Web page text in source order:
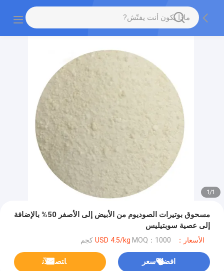
1
/
1
مسحوق بوتيرات الصوديوم من الأبيض إلى الأصفر 50% بالإضافة
إلى عصية سوبتيليس
الأسعار：USD 4.5/kg MOQ：1000 كجم
افضل سعر ﺎﺘﺼﻟ ﺍﻶﻧ